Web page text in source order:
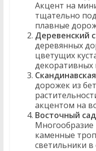
Акцент на
тщательно
плавные
Деревенский
деревянных
цветущих
декоративных
дорожек из
акцентом на
Восточный
каменные
светильники в